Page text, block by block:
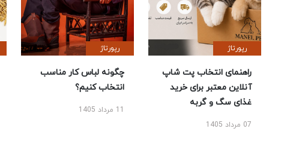
رپورتاژ
راهنمای انتخاب پت شاپ
آنلاین معتبر برای خرید
غذای سگ و گربه
07 مرداد 1405
رپورتاژ
چگونه لباس کار مناسب
انتخاب کنیم؟
11 مرداد 1405